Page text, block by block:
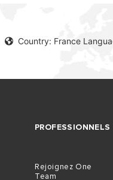
Country: France
PROFESSIONNELS
Rejoignez One
Team